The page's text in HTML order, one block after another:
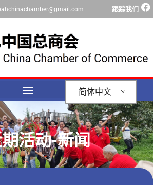
跟踪我们
简体中文
活动-新闻